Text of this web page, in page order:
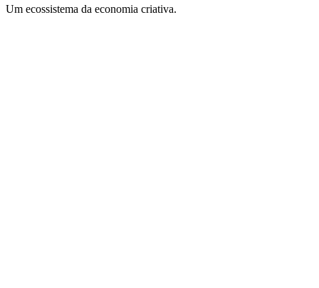
Um ecossistema da economia criativa.